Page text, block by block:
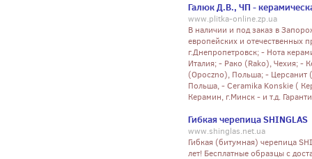
Галюк Д.В., ЧП -
www.plitka-online.zp.ua
В наличии и под заказ в
европейских и отечественных
г.Днепропетровск; - Нота
Италия; - Рако (Rako), Чехия; -
(Opoczno), Польша; -
Польша, - Ceramika Konskie (
Керамин, г.Минск - и т.д.
Гибкая черепица SHINGLAS
www.shinglas.net.ua
Гибкая (битумная) черепица
лет! Бесплатные образцы с